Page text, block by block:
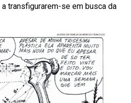
transfigurarem-se em busca da